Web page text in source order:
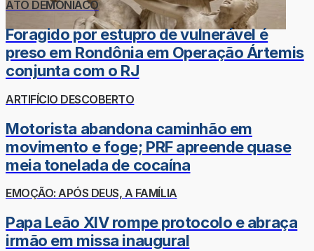
ATO DEMONÍACO
Foragido por estupro de vulnerável é
preso em Rondônia em Operação Ártemis
conjunta com o RJ
ARTIFÍCIO DESCOBERTO
Motorista abandona caminhão em
movimento e foge; PRF apreende quase
meia tonelada de cocaína
EMOÇÃO: APÓS DEUS, A FAMÍLIA
Papa Leão XIV rompe protocolo e abraça
irmão em missa inaugural